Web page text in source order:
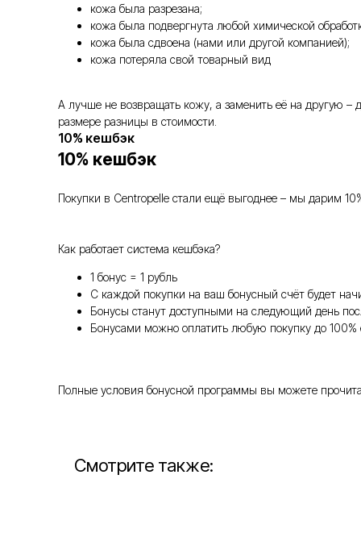
кожа была разрезана;
кожа была подвергнута любой химической
кожа была сдвоена (нами или другой компанией);
кожа потеряла свой товарный вид
А лучше не возвращать кожу, а заменить её на другую –
размере разницы в стоимости.
10% кешбэк
10% кешбэк
Покупки в Centropelle стали ещё выгоднее – мы дарим
Как работает система кешбэка?
1 бонус = 1 рубль
С каждой покупки на ваш бонусный счёт будет
Бонусы станут доступными на следующий день
Бонусами можно оплатить любую покупку до 100%
Полные условия бонусной программы вы можете
Смотрите также: